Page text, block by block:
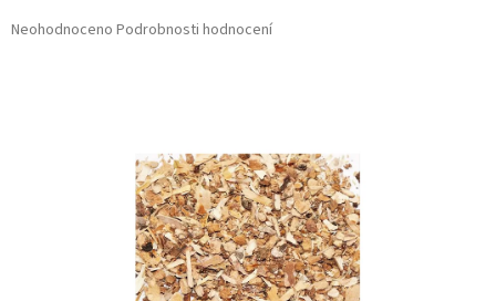
Průměrné
Neohodnoceno Podrobnosti hodnocení